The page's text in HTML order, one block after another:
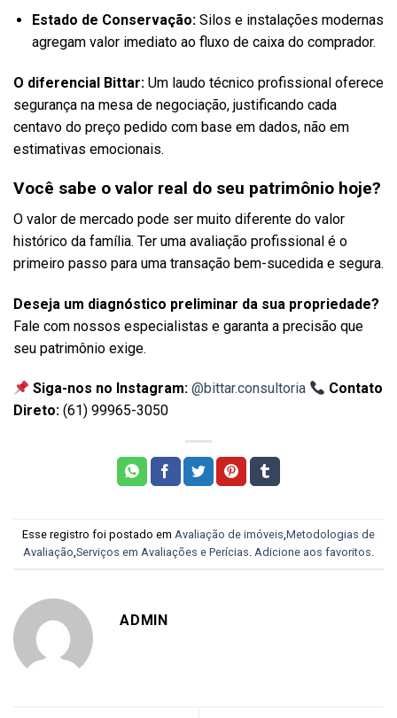
Estado de Conservação:Silos e instalações modernas
agregam valor imediato ao fluxo de caixa do comprador.
O diferencial Bittar: Um laudo técnico profissional oferece
segurança na mesa de negociação, justificando cada
centavo do preço pedido com base em dados, não em
estimativas emocionais.
Você sabe o valor real do seu patrimônio hoje?
O valor de mercado pode ser muito diferente do valor
histórico da família. Ter uma avaliação profissional é o
primeiro passo para uma transação bem-sucedida e segura.
Deseja um diagnóstico preliminar da sua propriedade?
Fale com nossos especialistas e garanta a precisão que
seu patrimônio exige.
Siga-nos no Instagram: @bittar.consultoria
Contato
Direto: (61) 99965-3050
Esse registro foi postado em Avaliação de imóveis Metodologias de
Avaliação Serviços em Avaliações e Perícias Adicione aos favoritos
ADMIN